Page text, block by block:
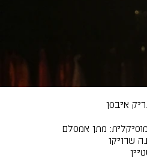
איבסן
מתן אמסלם
שרויקו